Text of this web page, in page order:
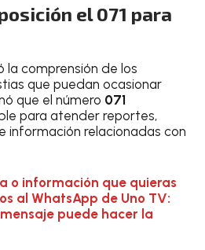
el 071 para
la comprensión de los
que puedan ocasionar
que el número 071
para atender reportes,
información relacionadas con
o información que quieras
al WhatsApp de Uno TV:
mensaje puede hacer la